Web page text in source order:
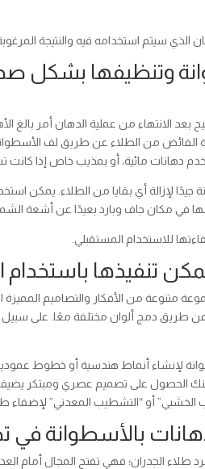
الذي سيتم استخدامه فيه والنتيجة
وتنظيفها بشكل
بعد الانتهاء من عملية الدهان أمر بالغ
الفائض من الطلاء عن طريق لف
دهانات مائية، أو بمذيب خاص إذا كانت
لإزالة أي بقايا من الطلاء. يمكن
في مكان جاف وبارد بعيدًا عن أشعة
للاستخدام المستقبلي.
تنفيذها باستخدام
متنوعة من الأفكار والتصاميم
عن طريق دمج ألوان مختلفة معًا. على
لإنشاء أنماط هندسية أو خطوط
الحصول على تصميم عصري ومبتكر
الخشبي” أو “التشطيب المعدني” لإضفاء
بالأسطوانة في
طلاء الجدران؛ فهي تفتح المجال أمام